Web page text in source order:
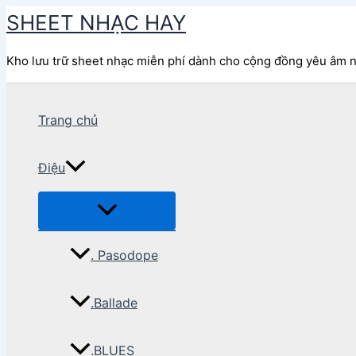
Nhảy
tới
nội
SHEET NHẠC HAY
Kho lưu trữ sheet nhạc miễn phí dành cho cộng đồng yêu âm
Trang chủ
Điệu
. Pasodope
.Ballade
.BLUES